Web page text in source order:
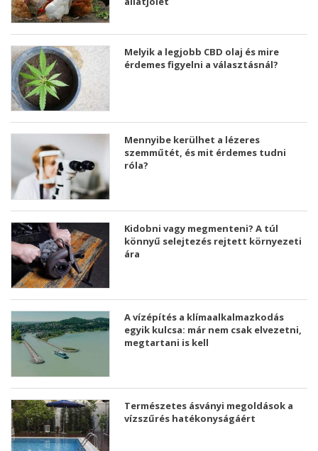
Melyik a legjobb CBD olaj és mire
érdemes figyelni a választásnál?
Mennyibe kerülhet a lézeres
szemműtét, és mit érdemes tudni
róla?
Kidobni vagy megmenteni? A túl
könnyű selejtezés rejtett környezeti
ára
A vízépítés a klímaalkalmazkodás
egyik kulcsa: már nem csak elvezetni,
megtartani is kell
Természetes ásványi megoldások a
vízszűrés hatékonyságáért